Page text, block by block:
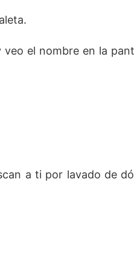
el nombre en la